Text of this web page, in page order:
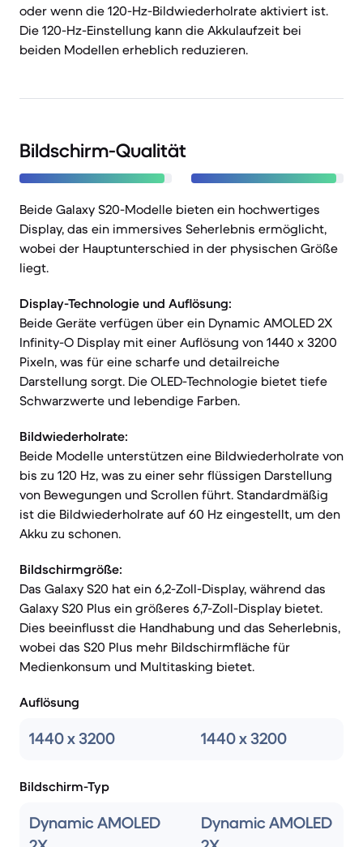
oder wenn die 120-Hz-Bildwiederholrate aktiviert ist.
Die 120-Hz-Einstellung kann die Akkulaufzeit bei
beiden Modellen erheblich reduzieren.
Bildschirm-Qualität
Beide Galaxy S20-Modelle bieten ein hochwertiges
Display, das ein immersives Seherlebnis ermöglicht,
wobei der Hauptunterschied in der physischen Größe
liegt.
Display-Technologie und Auflösung:
Beide Geräte verfügen über ein Dynamic AMOLED 2X
Infinity-O Display mit einer Auflösung von 1440 x 3200
Pixeln, was für eine scharfe und detailreiche
Darstellung sorgt. Die OLED-Technologie bietet tiefe
Schwarzwerte und lebendige Farben.
Bildwiederholrate:
Beide Modelle unterstützen eine Bildwiederholrate von
bis zu 120 Hz, was zu einer sehr flüssigen Darstellung
von Bewegungen und Scrollen führt. Standardmäßig
ist die Bildwiederholrate auf 60 Hz eingestellt, um den
Akku zu schonen.
Bildschirmgröße:
Das Galaxy S20 hat ein 6,2-Zoll-Display, während das
Galaxy S20 Plus ein größeres 6,7-Zoll-Display bietet.
Dies beeinflusst die Handhabung und das Seherlebnis,
wobei das S20 Plus mehr Bildschirmfläche für
Medienkonsum und Multitasking bietet.
Auflösung
1440 x 3200 1440 x 3200
Bildschirm-Typ
Dynamic AMOLED
Dynamic AMOLED